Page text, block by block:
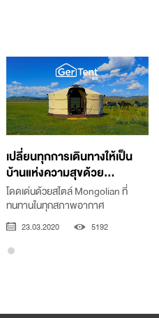
เปลี่ยนทุกการเดินทางให้เป็น
บ้านแห่งความสุขด้วย...
โดดเด่นด้วยสไตล์ Mongolian ที่
ทนทานในทุกสภาพอากาศ
23.03.2020 5192